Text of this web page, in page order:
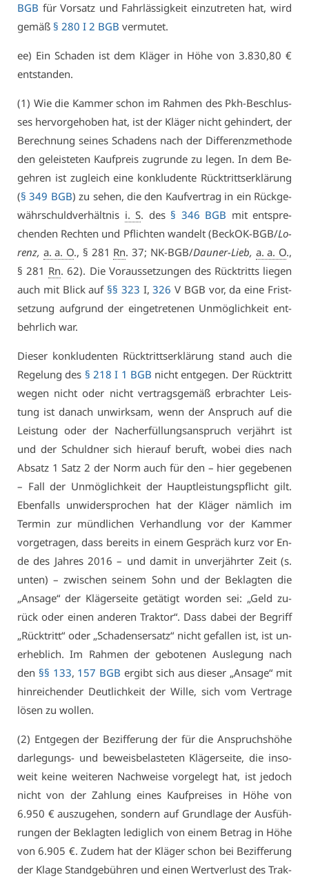
BGB für Vor­satz und Fahr­läs­sig­keit ein­zu­tre­ten hat, wird
ge­mäß § 280 I 2 BGB ver­mu­tet.
ee) Ein Scha­den ist dem Klä­ger in Hö­he von 3.830,80 €
ent­stan­den.
(1) Wie die Kam­mer schon im Rah­men des Pkh-Be­schlus­
ses her­vor­ge­ho­ben hat, ist der Klä­ger nicht ge­hin­dert, der
Be­rech­nung sei­nes Scha­dens nach der Dif­fe­renz­me­tho­de
den ge­leis­te­ten Kauf­preis zu­grun­de zu le­gen. In dem Be­
geh­ren ist zu­gleich ei­ne kon­klu­den­te Rück­tritts­er­klä­rung
(§ 349 BGB) zu se­hen, die den Kauf­ver­trag in ein Rück­ge­
währ­schuld­ver­hält­nis i. S. des § 346 BGB mit ent­spre­
chen­den Rech­ten und Pflich­ten wan­delt (Be­ckOK-BGB/Lo­
renz, a. a. O., § 281 Rn. 37; NK-BGB/Dau­ner-Lieb, a. a. O.,
§ 281 Rn. 62). Die Vor­aus­set­zun­gen des Rück­tritts lie­gen
auch mit Blick auf §§ 323 I,326 V BGB vor, da ei­ne Frist­
set­zung auf­grund der ein­ge­tre­te­nen Un­mög­lich­keit ent­
behr­lich war.
Die­ser kon­klu­den­ten Rück­tritts­er­klä­rung stand auch die
Re­ge­lung des § 218 I 1 BGB nicht ent­ge­gen. Der Rück­tritt
we­gen nicht oder nicht ver­trags­ge­mäß er­brach­ter Leis­
tung ist da­nach un­wirk­sam, wenn der An­spruch auf die
Leis­tung oder der Nach­er­fül­lungs­an­spruch ver­jährt ist
und der Schuld­ner sich hier­auf be­ruft, wo­bei dies nach
Ab­satz 1 Satz 2 der Norm auch für den – hier ge­ge­be­nen
– Fall der Un­mög­lich­keit der Haupt­leis­tungs­pflicht gilt.
Eben­falls un­wi­der­spro­chen hat der Klä­ger näm­lich im
Ter­min zur münd­li­chen Ver­hand­lung vor der Kam­mer
vor­ge­tra­gen, dass be­reits in ei­nem Ge­spräch kurz vor En­
de des Jah­res 2016 – und da­mit in un­ver­jähr­ter Zeit (s.
un­ten) – zwi­schen sei­nem Sohn und der Be­klag­ten die
„An­sa­ge“ der Klä­ger­sei­te ge­tä­tigt wor­den sei: „Geld zu­
rück oder ei­nen an­de­ren Trak­tor“. Dass da­bei der Be­griff
„Rück­tritt“ oder „Scha­dens­er­satz“ nicht ge­fal­len ist, ist un­
er­heb­lich. Im Rah­men der ge­bo­te­nen Aus­le­gung nach
den §§ 133, 157 BGB er­gibt sich aus die­ser „An­sa­ge“ mit
hin­rei­chen­der Deut­lich­keit der Wil­le, sich vom Ver­tra­ge
lö­sen zu wol­len.
(2) Ent­ge­gen der Be­zif­fe­rung der für die An­spruchs­hö­he
dar­le­gungs- und be­weis­be­las­te­ten Klä­ger­sei­te, die in­so­
weit kei­ne wei­te­ren Nach­wei­se vor­ge­legt hat, ist je­doch
nicht von der Zah­lung ei­nes Kauf­prei­ses in Hö­he von
6.950 € aus­zu­ge­hen, son­dern auf Grund­la­ge der Aus­füh­
run­gen der Be­klag­ten le­dig­lich von ei­nem Be­trag in Hö­he
von 6.905 €. Zu­dem hat der Klä­ger schon bei Be­zif­fe­rung
der Kla­ge Stand­ge­büh­ren und ei­nen Wert­ver­lust des Trak­